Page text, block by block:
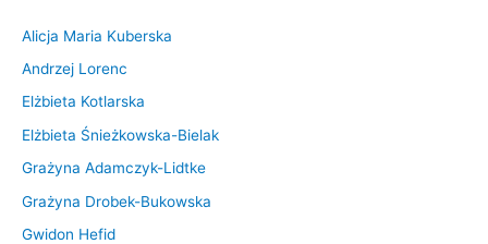
Alicja Maria Kuberska
Andrzej Lorenc
Elżbieta Kotlarska
Elżbieta Śnieżkowska-Bielak
Grażyna Adamczyk-Lidtke
Grażyna Drobek-Bukowska
Gwidon Hefid